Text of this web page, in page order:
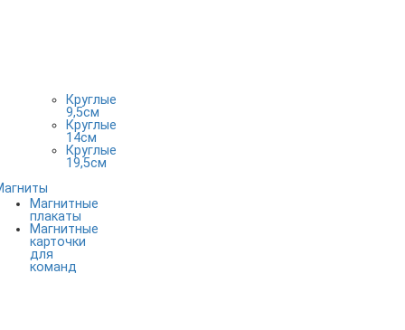
Круглые
9,5см
Круглые
14см
Круглые
19,5см
Магнитные
плакаты
Магнитные
карточки
для
команд